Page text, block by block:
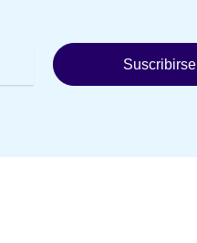
Suscribirse